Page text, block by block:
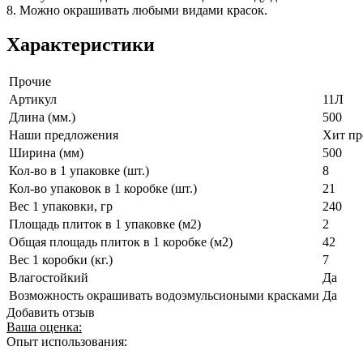
8. Можно окрашивать любыми видами красок.
Характеристики
Прочие
Артикул
11Л
Длина (мм.)
500
Наши предложения
Хит
Ширина (мм)
500
Кол-во в 1 упаковке (шт.)
8
Кол-во упаковок в 1 коробке (шт.)
21
Вес 1 упаковки, гр
240
Площадь плиток в 1 упаковке (м2)
2
Общая площадь плиток в 1 коробке (м2)
42
Вес 1 коробки (кг.)
7
Влагостойкий
Да
Возможность окрашивать водоэмульсиоными красками Да
Добавить отзыв
Ваша оценка:
Опыт использования: